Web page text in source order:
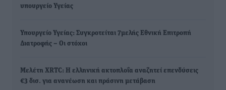
υπουργείο Υγείας
Υπουργείο Υγείας: Συγκροτείται 7μελής Εθνική Επιτροπή
Διατροφής – Οι στόχοι
Μελέτη XRTC: Η ελληνική ακτοπλοΐα αναζητεί επενδύσεις
€3 δισ. για ανανέωση και πράσινη μετάβαση